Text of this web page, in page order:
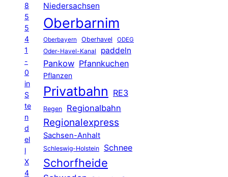
8
5
5
4
1
-
0
in
S
te
n
d
el
l
X
4
Niedersachsen
Oberbarnim
Oberbayern Oberhavel ODEG
Oder-Havel-Kanal paddeln
Pankow Pfannkuchen
Pflanzen
Privatbahn RE3
Regen Regionalbahn
Regionalexpress
Sachsen-Anhalt
Schleswig-Holstein Schnee
Schorfheide